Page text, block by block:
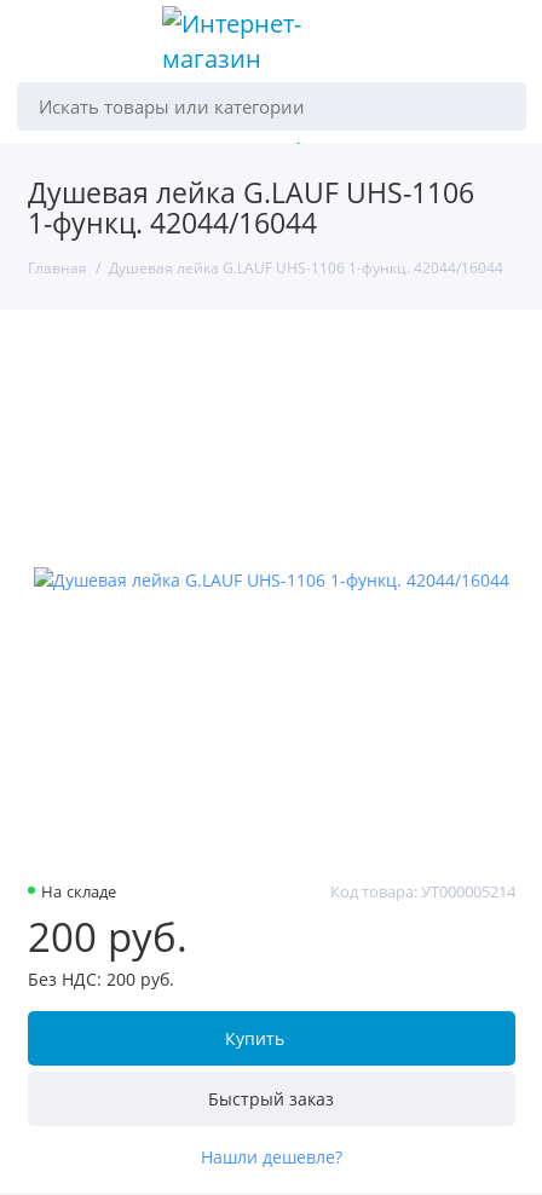
Искать товары или категории
Душевая лейка G.LAUF UHS-1106
1-функц. 42044/16044
Главная Душевая лейка G.LAUF UHS-1106 1-функц. 42044/16044
На складе Код товара: УТ000005214
200 руб.
Без НДС: 200 руб.
Купить
Быстрый заказ
Нашли дешевле?